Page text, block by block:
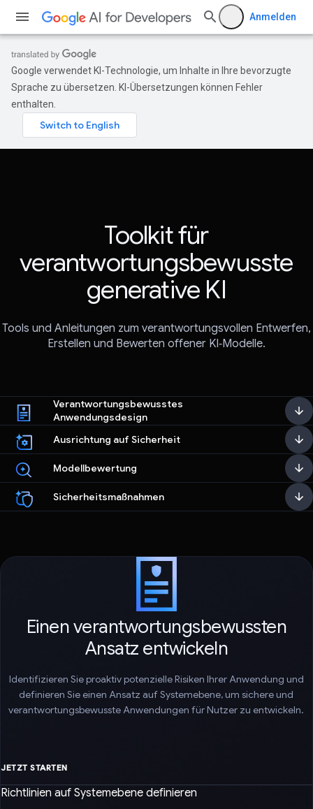
Anmelden
Google verwendet KI-Technologie, um Inhalte in Ihre bevorzugte
Sprache zu übersetzen. KI-Übersetzungen können Fehler
enthalten.
Toolkit für
verantwortungsbewusste
generative KI
Tools und Anleitungen zum verantwortungsvollen Entwerfen,
Erstellen und Bewerten offener KI‑Modelle.
Verantwortungsbewusstes
Anwendungsdesign
Ausrichtung auf Sicherheit
Modellbewertung
Sicherheitsmaßnahmen
Einen verantwortungsbewussten
Ansatz entwickeln
Identifizieren Sie proaktiv potenzielle Risiken Ihrer Anwendung und
definieren Sie einen Ansatz auf Systemebene, um sichere und
verantwortungsbewusste Anwendungen für Nutzer zu entwickeln.
JETZT STARTEN
Richtlinien auf Systemebene definieren